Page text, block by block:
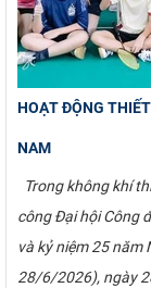
HOẠT ĐỘNG
NAM
Trong không khí
công Đại hội Công
và kỷ niệm 25
28/6/2026), ngày